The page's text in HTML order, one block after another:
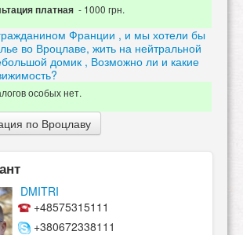
платная - 1000 грн.
Франции , и мы хотели бы
во Вроцлаве, жить на нейтральной
домик , Возможно ли и какие
особых нет.
по Вроцлаву
DMITRI
+48575315111
+380672338111